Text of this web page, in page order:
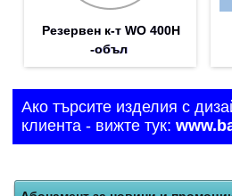
Резервен к-т WO 400H
-объл
Ако търсите изделия с
клиента - вижте тук: